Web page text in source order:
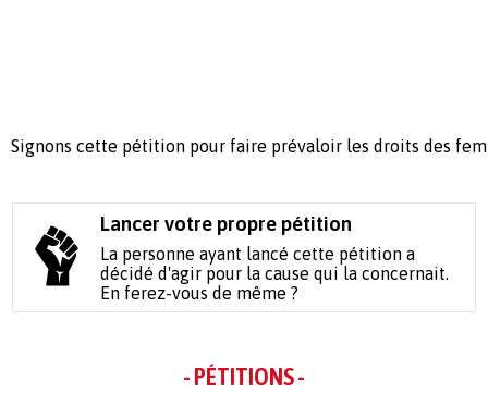
Signons cette pétition pour faire prévaloir les droits des
Lancer votre propre pétition
La personne ayant lancé cette pétition a
décidé d'agir pour la cause qui la concernait.
En ferez-vous de même ?
- PÉTITIONS -